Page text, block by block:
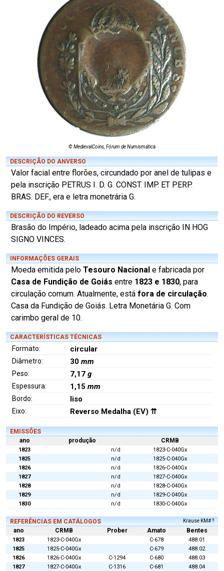
© MedievalCoins, Fórum de Numismática
DESCRIÇÃO DO ANVERSO
Valor facial entre florões, circundado por anel de tulipas e
pela inscrição PETRUS I. D. G. CONST. IMP. ET PERP.
BRAS. DEF., era e letra monetrária G.
DESCRIÇÃO DO REVERSO
Brasão do Império, ladeado acima pela inscrição IN HOG
SIGNO VINCES.
INFORMAÇÕES GERAIS
Moeda emitida pelo Tesouro Nacional e fabricada por
Casa de Fundição de Goiás entre 1823 e 1830, para
circulação comum. Atualmente, está fora de circulação.
Casa da Fundição de Goiás. Letra Monetária G. Com
carimbo geral de 10.
CARACTERÍSTICAS TÉCNICAS
Formato: circular
Diâmetro: 30 mm
Peso: 7,17 g
Espessura: 1,15 mm
Bordo: liso
Eixo: Reverso Medalha (EV) ⇈
EMISSÕES
ano
produção CRMB
1823 n/d
1823-C-040Gx
1825
n/d
1825-C-040Gx
1826
n/d
1826-C-040Gx
1827
n/d
1827-C-040Gx
1828
n/d
1828-C-040Gx
1829
n/d
1829-C-040Gx
1830
n/d 1830-C-040Gx
REFERÊNCIAS EM CATÁLOGOS Krause KM# ?
ano CRMB Prober Amato Bentes
1823 1823-C-040Gx C-678
488.01
1825
1825-C-040Gx C-679
488.02
1826
1826-C-040Gx C-1294 C-680
488.03
1827
1827-C-040Gx C-1316 C-681
488.04